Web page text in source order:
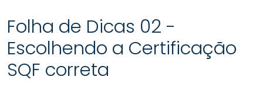
Folha de Dicas 02 -
Escolhendo a Certificação
SQF correta